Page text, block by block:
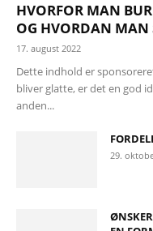
HVORFOR MAN
OG HVORDAN MAN
17. august 2022
Dette indhold er
bliver glatte, er det en god
anden...
29.